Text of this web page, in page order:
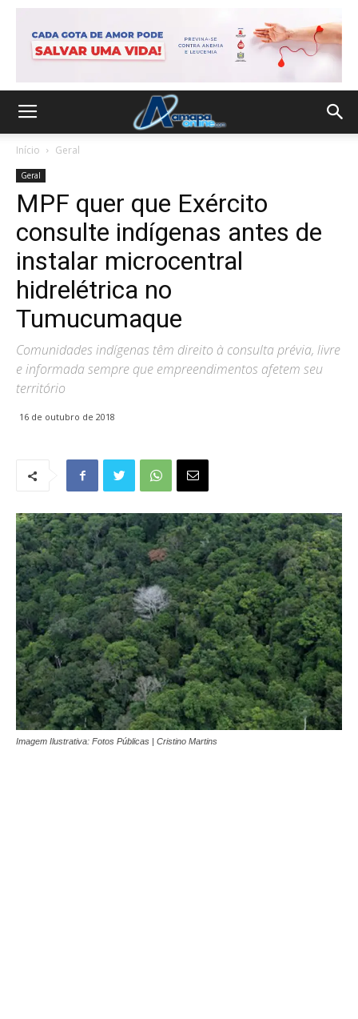
Início Geral
Geral
MPF quer que Exército
consulte indígenas antes de
instalar microcentral
hidrelétrica no
Tumucumaque
Comunidades indígenas têm direito à consulta prévia, livre
e informada sempre que empreendimentos afetem seu
território
16 de outubro de 2018
Imagem Ilustrativa: Fotos Públicas | Cristino Martins